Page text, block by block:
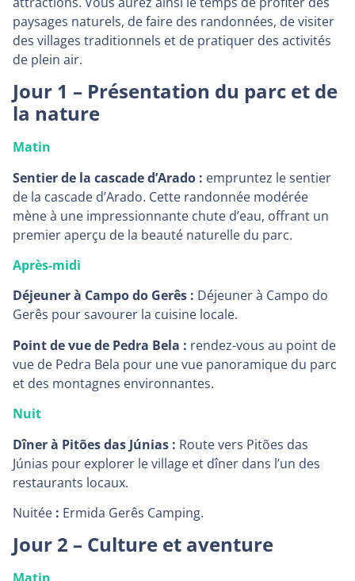
paysages naturels, de faire des randonnées, de visiter
des villages traditionnels et de pratiquer des activités
de plein air.
Jour 1 – Présentation du parc et de
la nature
Matin
Sentier de la cascade d’Arado : empruntez le sentier
de la cascade d’Arado. Cette randonnée modérée
mène à une impressionnante chute d’eau, offrant un
premier aperçu de la beauté naturelle du parc.
Après-midi
Déjeuner à Campo do Gerês : Déjeuner à Campo do
Gerês pour savourer la cuisine locale.
Point de vue de Pedra Bela : rendez-vous au point de
vue de Pedra Bela pour une vue panoramique du parc
et des montagnes environnantes.
Nuit
Dîner à Pitões das Júnias : Route vers Pitões das
Júnias pour explorer le village et dîner dans l’un des
restaurants locaux.
Nuitée : Ermida Gerês Camping.
Jour 2 – Culture et aventure